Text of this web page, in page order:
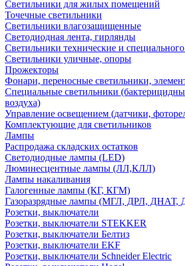
Светильники для жилых помещений
Точечные светильники
Светильники влагозащищенные
Светодиодная лента, гирлянды
Светильники технические и
Светильники уличные, опоры
Прожекторы
Фонари, переносные светильники,
Специальные светильники
воздуха)
Управление освещением (датчики,
Комплектующие для светильников
Лампы
Распродажа складских остатков
Светодиодные лампы (LED)
Люминесцентные лампы (ЛЛ,КЛЛ)
Лампы накаливания
Галогенные лампы (КГ, КГМ)
Газоразрядные лампы (МГЛ, ДРЛ, ДНАТ,
Розетки, выключатели
Розетки, выключатели STEKKER
Розетки, выключатели Белтиз
Розетки, выключатели EKF
Розетки, выключатели Schneider Electric